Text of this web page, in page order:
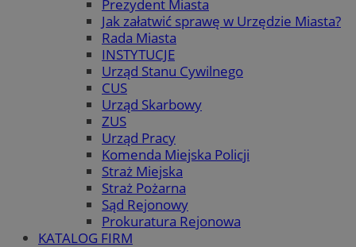
Prezydent Miasta
Jak załatwić sprawę w Urzędzie Miasta?
Rada Miasta
INSTYTUCJE
Urząd Stanu Cywilnego
CUS
Urząd Skarbowy
ZUS
Urząd Pracy
Komenda Miejska Policji
Straż Miejska
Straż Pożarna
Sąd Rejonowy
Prokuratura Rejonowa
KATALOG FIRM